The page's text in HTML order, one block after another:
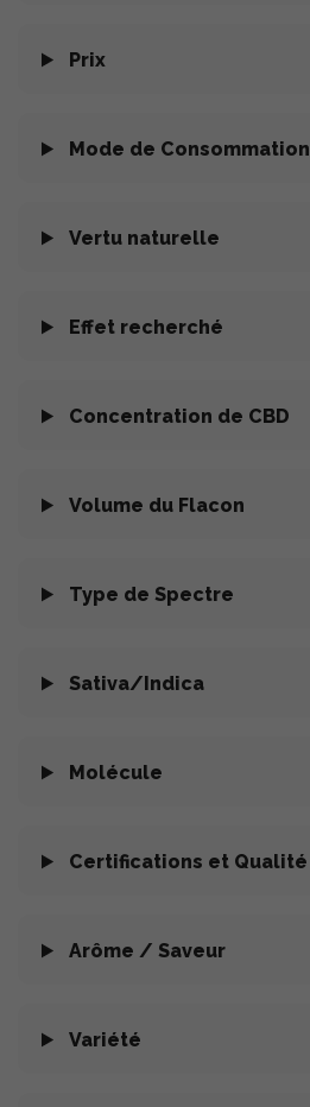
Prix
Mode de Consommation
Vertu naturelle
Effet recherché
Concentration de CBD
Volume du Flacon
Type de Spectre
Sativa/Indica
Molécule
Certifications et Qualité
Arôme / Saveur
Variété